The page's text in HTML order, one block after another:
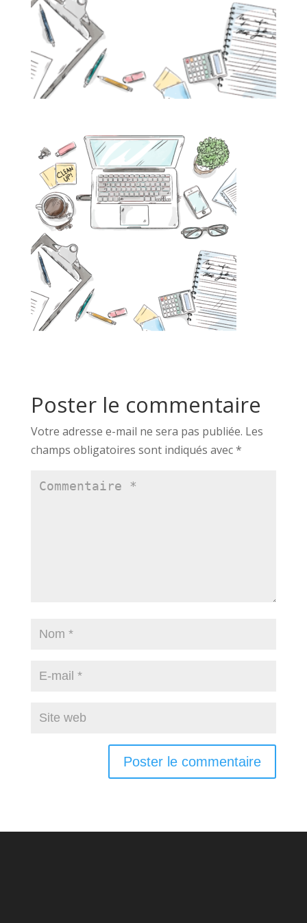
Poster le commentaire
Votre adresse e-mail ne sera pas publiée. Les
champs obligatoires sont indiqués avec*